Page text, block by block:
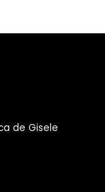
de Gisele